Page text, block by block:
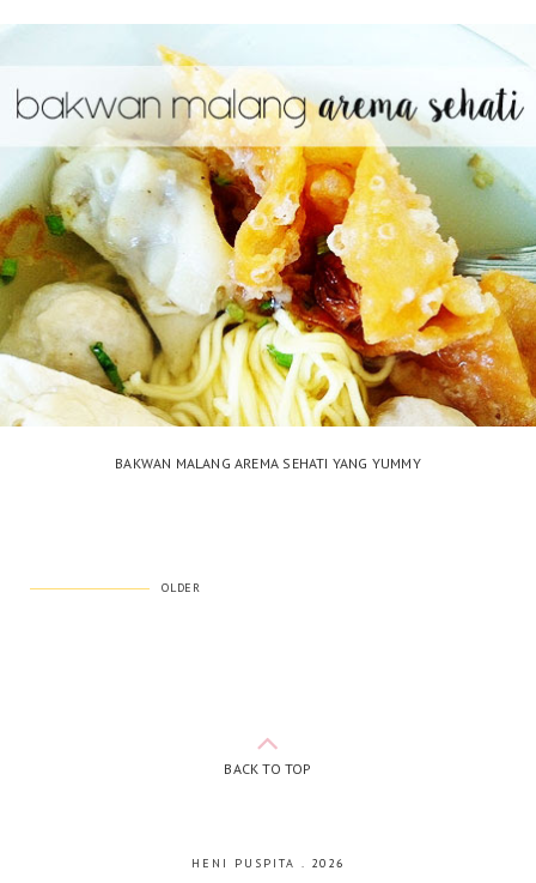
BAKWAN MALANG AREMA SEHATI YANG YUMMY
OLDER
BACK TO TOP
HENI PUSPITA . 2026